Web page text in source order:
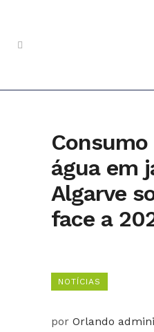
água em
Algarve
face a
NOTÍCIAS
por Orlando